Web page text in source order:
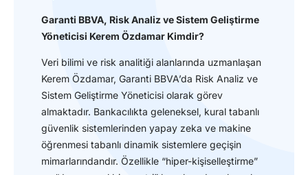
Garanti BBVA, Risk Analiz ve Sistem Geliştirme
Yöneticisi Kerem Özdamar Kimdir?
Veri bilimi ve risk analitiği alanlarında uzmanlaşan
Kerem Özdamar, Garanti BBVA’da Risk Analiz ve
Sistem Geliştirme Yöneticisi olarak görev
almaktadır. Bankacılıkta geleneksel, kural tabanlı
güvenlik sistemlerinden yapay zeka ve makine
öğrenmesi tabanlı dinamik sistemlere geçişin
mimarlarındandır. Özellikle “hiper-kişiselleştirme”